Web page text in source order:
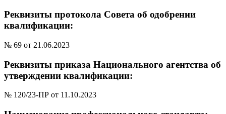
Реквизиты протокола Совета об одобрении
квалификации:
№ 69 от 21.06.2023
Реквизиты приказа Национального агентства об
утверждении квалификации:
№ 120/23-ПР от 11.10.2023